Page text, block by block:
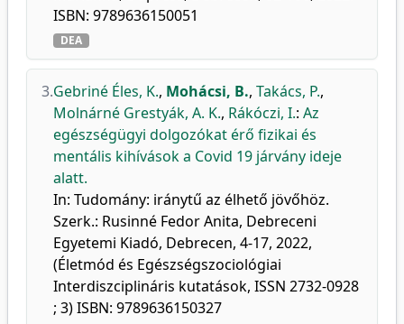
ISBN: 9789636150051
DEA
3.Gebriné Éles, K., Mohácsi, B., Takács, P.,
Molnárné Grestyák, A. K., Rákóczi, I.: Az
egészségügyi dolgozókat érő fizikai és
mentális kihívások a Covid 19 járvány ideje
alatt.
In: Tudomány: iránytű az élhető jövőhöz.
Szerk.: Rusinné Fedor Anita, Debreceni
Egyetemi Kiadó, Debrecen, 4-17, 2022,
(Életmód és Egészségszociológiai
Interdiszciplináris kutatások, ISSN 2732-0928
; 3) ISBN: 9789636150327